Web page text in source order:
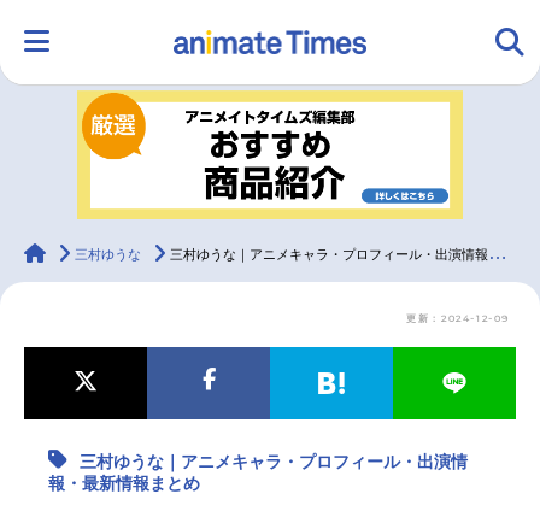
ランキング アニメ
ラジオ グッズ
最新記事一覧
animateTimes
三村ゆうな 三村ゆうな｜アニメキャラ・プロフィール・出演情報・最新情報まとめ
更新：2024-12-09
三村ゆうな｜アニメキャラ・プロフィール・出演情
報・最新情報まとめ